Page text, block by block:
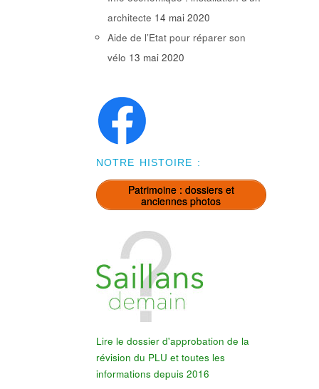
architecte 14 mai 2020
Aide de l’Etat pour réparer son
vélo 13 mai 2020
NOTRE HISTOIRE :
Patrimoine : dossiers et
anciennes photos
Lire le dossier d'approbation de la
révision du PLU et toutes les
informations depuis 2016